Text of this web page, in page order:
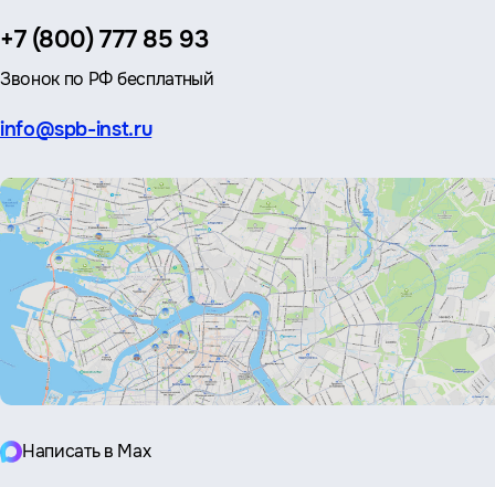
Телефон:
+7 (800) 777 85 93
Звонок по РФ бесплатный
Эл.
info@spb-inst.ru
Написать в Max